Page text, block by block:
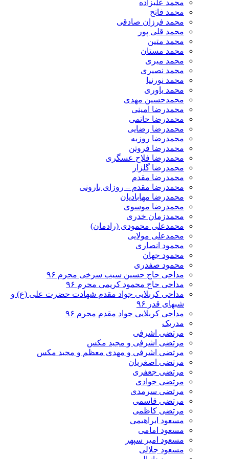
محمد علیزاده
محمد فاتح
محمد فرزان صادقی
محمد قلی پور
محمد متین
محمد مستان
محمد میری
محمد نصیری
محمد نورنیا
محمد یاوری
محمدحسین مهدی
محمدرضا امینی
محمدرضا حاتمی
محمدرضا رضایی
محمدرضا روزبه
محمدرضا فروتن
محمدرضا فلاح عسگری
محمدرضا گلزار
محمدرضا مقدم
محمدرضا مقدم – روزای بارونی
محمدرضا مهابادیان
محمدرضا موسوی
محمدزمان خدری
محمدعلی محمودی (رادمان)
محمدعلی مولایی
محمود انصاری
محمود جهان
محمود صفدری
مداحی حاج حسین سیب سرخی محرم ۹۶
مداحی حاج محمود کریمی محرم ۹۶
مداحی کربلایی جواد مقدم شهادت حضرت علی (ع) و
شبهای قدر ۹۶
مداحی کربلایی جواد مقدم محرم ۹۶
مدریک
مرتضی اشرفی
مرتضی اشرفی و مجید مکس
مرتضی اشرفی و مهدی معظم و مجید مکس
مرتضی اصغریان
مرتضی جعفری
مرتضی جوادی
مرتضی سرمدی
مرتضی قاسمی
مرتضی کاظمی
مسعود ابراهیمی
مسعود امامی
مسعود امیر سپهر
مسعود جلالی